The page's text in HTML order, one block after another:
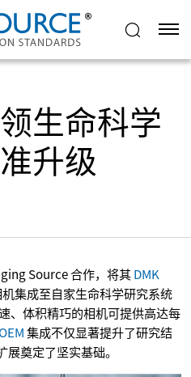
生命科学
升级
Source 合作，将其DMK
集成至自家生命科学研究系统
、体积精巧的相机可提供高达每
OEM集成不仅显著提升了研究结
奠定了坚实基础。